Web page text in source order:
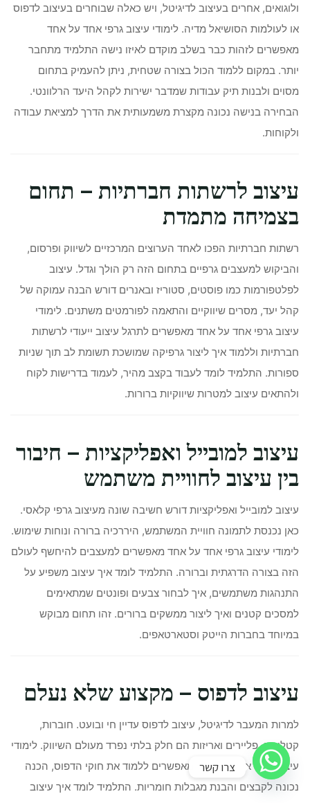
ולוגואים, אחרים בעיצוב לדיגיטל, ויש כאלה שבוחרים בעיצוב לדפוס
או לעולמות הסושיאל מדיה. לימודי עיצוב גרפי אחד על אחד
מאפשרים לזהות כבר בשלב מוקדם לאיזו נישה התלמיד מתחבר
יותר. במקום ללמוד הכול בצורה שטחית, ניתן להעמיק בתחום
מסוים ולבנות תיק עבודות שמדבר ישירות לקהל היעד הרלוונטי.
הבחירה בנישה נכונה מקצרת משמעותית את הדרך למציאת עבודה
ולקוחות.
עיצוב לרשתות חברתיות – תחום
בצמיחה מתמדת
רשתות חברתיות הפכו לאחד הערוצים המרכזיים לשיווק ופרסום,
והביקוש למעצבים גרפיים בתחום הזה רק הולך וגדל. עיצוב
לפלטפורמות כמו פוסטים, סטוריז ובאנרים דורש הבנה עמוקה של
קהל יעד, מסרים שיווקיים והתאמה לפורמטים משתנים. לימודי
עיצוב גרפי אחד על אחד מאפשרים לתרגל עיצוב ייעודי לרשתות
חברתיות וללמוד איך ליצור גרפיקה שמושכת תשומת לב תוך שניות
ספורות. התלמיד לומד לעבוד בקצב מהיר, לעמוד בדרישות לקוח
ולהתאים עיצוב למטרות שיווקיות ברורות.
עיצוב למובייל ואפליקציות – חיבור
בין עיצוב לחוויית משתמש
עיצוב למובייל ואפליקציות דורש חשיבה שונה מעיצוב גרפי קלאסי.
כאן נכנסת לתמונה חוויית המשתמש, היררכיה ברורה ונוחות שימוש.
לימודי עיצוב גרפי אחד על אחד מאפשרים למעצבים להיחשף לעולם
הזה בצורה הדרגתית וברורה. התלמיד לומד איך עיצוב משפיע על
התנהגות משתמשים, איך לבחור צבעים ופונטים שמתאימים
למסכים קטנים ואיך ליצור ממשקים ברורים. זהו תחום מבוקש
במיוחד בחברות הייטק וסטארטאפים.
עיצוב לדפוס – מקצוע שלא נעלם
למרות המעבר לדיגיטל, עיצוב לדפוס עדיין חי ובועט. חוברות,
קטלוגים, פליירים ואריזות הם חלק בלתי נפרד מעולם השיווק. לימודי
עיצוב גרפי אחד על אחד מאפשרים ללמוד את חוקי הדפוס, הכנה
נכונה לקבצים והבנת מגבלות חומריות. התלמיד לומד איך עיצוב
צרו קשר